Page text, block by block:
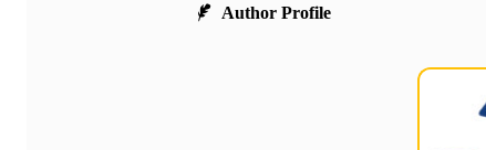
Author Profile